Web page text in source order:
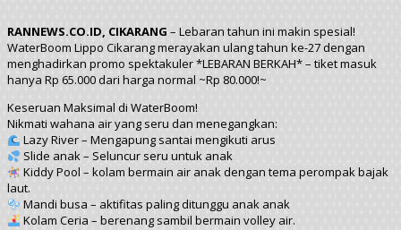
RANNEWS.CO.ID, CIKARANG – Lebaran tahun ini makin spesial!
WaterBoom Lippo Cikarang merayakan ulang tahun ke-27 dengan
menghadirkan promo spektakuler *LEBARAN BERKAH* – tiket masuk
hanya Rp 65.000 dari harga normal ~Rp 80.000!~
Keseruan Maksimal di WaterBoom!
Nikmati wahana air yang seru dan menegangkan:
Lazy River – Mengapung santai mengikuti arus
Slide anak – Seluncur seru untuk anak
Kiddy Pool – kolam bermain air anak dengan tema perompak bajak
laut.
Mandi busa – aktifitas paling ditunggu anak anak
Kolam Ceria – berenang sambil bermain volley air.